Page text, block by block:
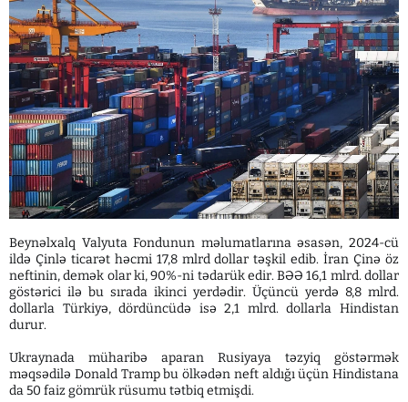
Beynəlxalq Valyuta Fondunun məlumatlarına əsasən, 2024-cü
ildə Çinlə ticarət həcmi 17,8 mlrd dollar təşkil edib. İran Çinə öz
neftinin, demək olar ki, 90%-ni tədarük edir. BƏƏ 16,1 mlrd. dollar
göstərici ilə bu sırada ikinci yerdədir. Üçüncü yerdə 8,8 mlrd.
dollarla Türkiyə, dördüncüdə isə 2,1 mlrd. dollarla Hindistan
durur.
Ukraynada müharibə aparan Rusiyaya təzyiq göstərmək
məqsədilə Donald Tramp bu ölkədən neft aldığı üçün Hindistana
da 50 faiz gömrük rüsumu tətbiq etmişdi.